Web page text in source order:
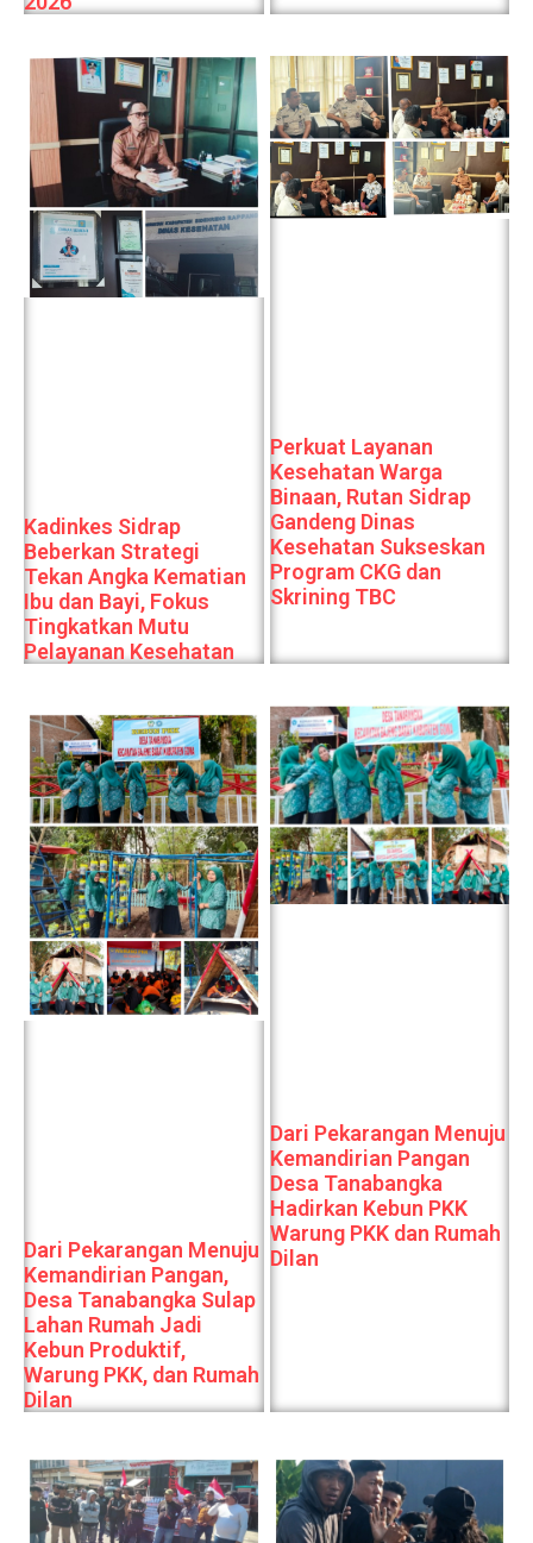
Kadinkes Sidrap
Beberkan Strategi
Tekan Angka Kematian
Ibu dan Bayi, Fokus
Tingkatkan Mutu
Pelayanan Kesehatan
Perkuat Layanan
Kesehatan Warga
Binaan, Rutan Sidrap
Gandeng Dinas
Kesehatan Sukseskan
Program CKG dan
Skrining TBC
Dari Pekarangan Menuju
Kemandirian Pangan,
Desa Tanabangka Sulap
Lahan Rumah Jadi
Kebun Produktif,
Warung PKK, dan Rumah
Dilan
Dari Pekarangan Menuju
Kemandirian Pangan
Desa Tanabangka
Hadirkan Kebun PKK
Warung PKK dan Rumah
Dilan